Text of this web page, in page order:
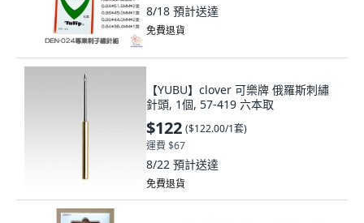
8/18 預計送達
免費退貨
【YUBU】clover 可樂牌 俄羅斯刺繡
針頭, 1個, 57-419 六本取
$122 ($122.00/1套)
運費 $67
8/22 預計送達
免費退貨